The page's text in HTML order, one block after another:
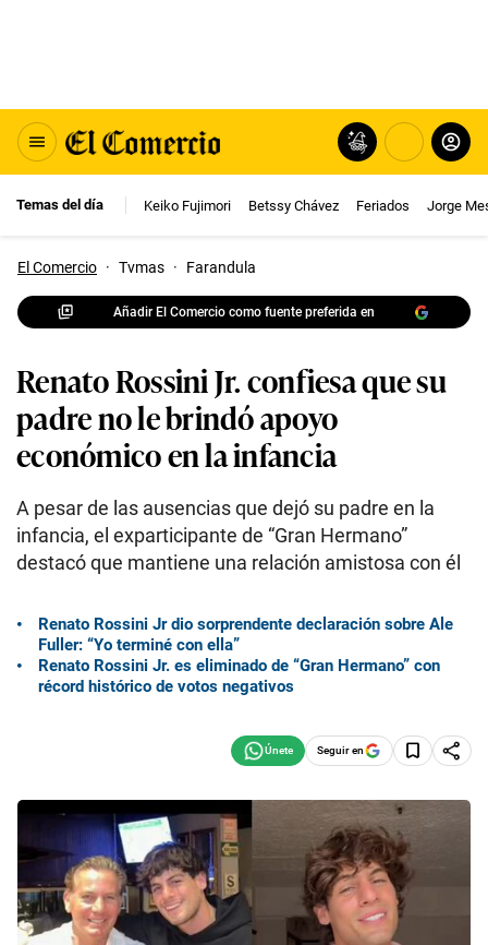
Temas del día Keiko Fujimori Betssy Chávez Feriados Jorge
El Comercio · Tvmas · Farandula
Añadir El Comercio como fuente preferida en
Renato Rossini Jr. confiesa que su
padre no le brindó apoyo
económico en la infancia
A pesar de las ausencias que dejó su padre en la
infancia, el exparticipante de “Gran Hermano”
destacó que mantiene una relación amistosa con él
Renato Rossini Jr dio sorprendente declaración sobre Ale
Fuller: “Yo terminé con ella”
Renato Rossini Jr. es eliminado de “Gran Hermano” con
récord histórico de votos negativos
Seguir en